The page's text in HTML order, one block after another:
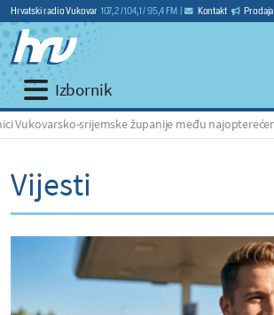
Hrvatski radio Vukovar 107,2 / 104,1 / 95,4 FM Kontakt Prodaja
Izbornik
županije među najopterećenijima u Hrvatskoj
Vijesti